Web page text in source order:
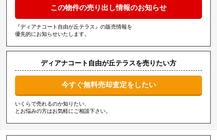
この物件の売り出し情報のお知らせ
『ディアナコート自由が丘テラス』の販売情報を
優先的にお知らせいたします。
ディアナコート自由が丘テラスを売りたい方
今すぐ無料売却査定をしたい
いくらで売れるのか知りたい、
とお悩みの方はお気軽にご相談下さい。